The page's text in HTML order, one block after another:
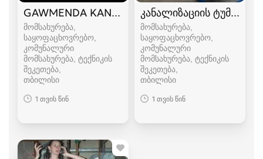
GAWMENDA KANALIZACIIS ELEQTROTROSIT
მომსახურება,
საყოფაცხოვრებო,
კომუნალური
მომსახურება, ტექნიკის
შეკეთება
თბილისი
1 თვის წინ
კანალიზაციის ტუმბოს
მომსახურება,
საყოფაცხოვრებო,
კომუნალური
მომსახურება, ტექნიკის
შეკეთება
თბილისი
1 თვის წინ